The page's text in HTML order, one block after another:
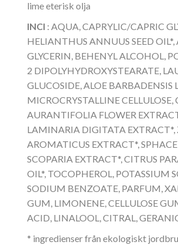
lime eterisk olja
INCI : AQUA, CAPRYLIC/CAPRIC
HELIANTHUS ANNUUS SEED OIL*,
GLYCERIN, BEHENYL ALCOHOL,
2 DIPOLYHYDROXYSTEARATE,
GLUCOSIDE, ALOE BARBADENSIS
MICROCRYSTALLINE CELLULOSE,
AURANTIFOLIA FLOWER
LAMINARIA DIGITATA EXTRACT*,
AROMATICUS EXTRACT*,
SCOPARIA EXTRACT*, CITRUS
OIL*, TOCOPHEROL, POTASSIUM
SODIUM BENZOATE, PARFUM,
GUM, LIMONENE, CELLULOSE
ACID, LINALOOL, CITRAL,
* ingredienser från ekologiskt